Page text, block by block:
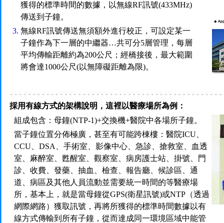
獲得的標準時間的數據，以無線RF訊號(433MHz)
傳送到子鐘。
3. 無線RF訊號傳送無須額外進行校正，可設定某一
子鐘作為下一層的中繼器…共可分5層管理，每層
平均傳輸距離約為200公尺；經橋接後，最大範圍
將會達1000公尺(以無障礙距離為限)。
採用有線方式的架構說明，這裡以醫療場所為例：
組成包含：母鐘(NTP-1)+交換機+醫院中各場所子鐘。
當子鐘位置分佈極廣，甚至有可能跨棟樓：醫院ICU、
CCU、DSA、手術室、影像中心、急診、搶救室、血透
室、麻醉室、甦醒室、觀察室、病房護士站、掛號、門
診、收費、發藥、抽血、檢查、報告廳、候診區、通
道、病區及其他人員流動並需要統一時間的等醫療場
所，基本上，就是當母鐘從GPS(衛星訊號)或NTP（透過
網際網路）獲取訊號，再將所獲得的標準時間數據以有
線方式傳輸到所有子鐘，從而達成同一環境區域中能管